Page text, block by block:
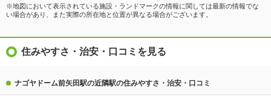
※地図において表示されている施設・ランドマークの情報に関しては最新の情報でな
い場合があり、また実際の所在地と位置が異なる場合がございます。
住みやすさ・治安・口コミを見る
ナゴヤドーム前矢田駅の近隣駅の住みやすさ・治安・口コミ